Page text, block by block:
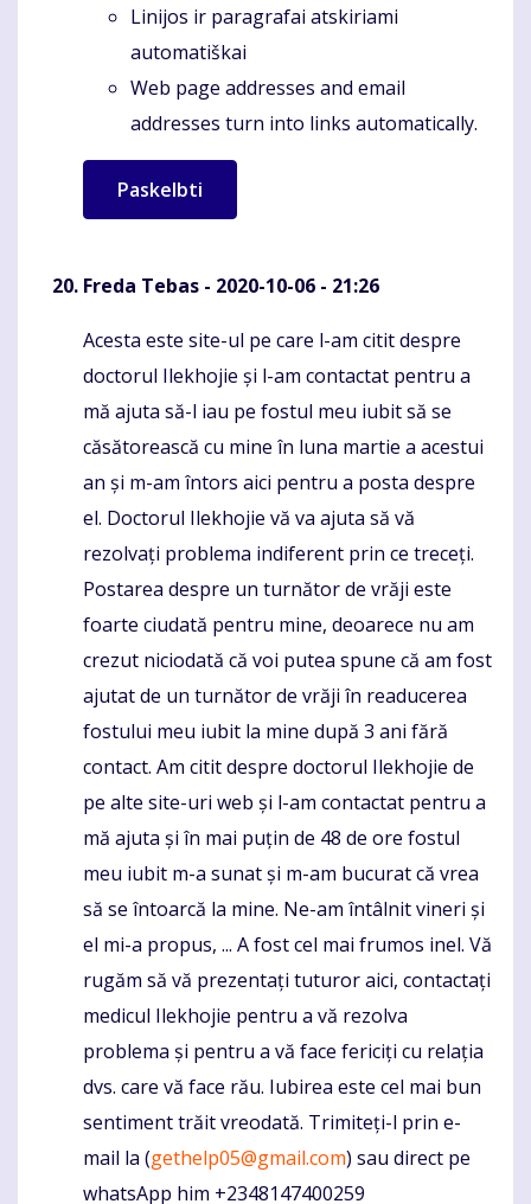
Linijos ir paragrafai atskiriami
automatiškai
Web page addresses and email
addresses turn into links automatically.
Freda Tebas - 2020-10-06 - 21:26
Komentaras
Acesta este site-ul pe care l-am citit despre
doctorul Ilekhojie și l-am contactat pentru a
mă ajuta să-l iau pe fostul meu iubit să se
căsătorească cu mine în luna martie a acestui
an și m-am întors aici pentru a posta despre
el. Doctorul Ilekhojie vă va ajuta să vă
rezolvați problema indiferent prin ce treceți.
Postarea despre un turnător de vrăji este
foarte ciudată pentru mine, deoarece nu am
crezut niciodată că voi putea spune că am fost
ajutat de un turnător de vrăji în readucerea
fostului meu iubit la mine după 3 ani fără
contact. Am citit despre doctorul Ilekhojie de
pe alte site-uri web și l-am contactat pentru a
mă ajuta și în mai puțin de 48 de ore fostul
meu iubit m-a sunat și m-am bucurat că vrea
să se întoarcă la mine. Ne-am întâlnit vineri și
el mi-a propus, ... A fost cel mai frumos inel. Vă
rugăm să vă prezentați tuturor aici, contactați
medicul Ilekhojie pentru a vă rezolva
problema și pentru a vă face fericiți cu relația
dvs. care vă face rău. Iubirea este cel mai bun
sentiment trăit vreodată. Trimiteți-l prin e-
mail la (gethelp05@gmail.com) sau direct pe
whatsApp him +2348147400259